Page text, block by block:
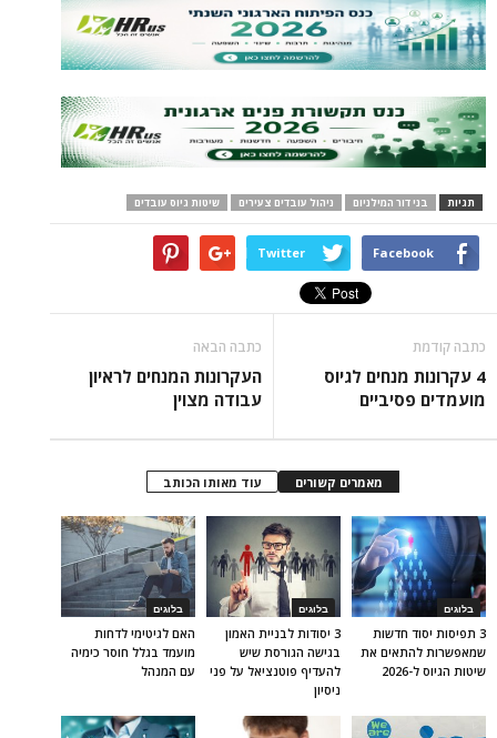
תגיות בני דור המילניום ניהול עובדים צעירים שיטות גיוס עובדים
Facebook
Twitter
כתבה קודמת
4 עקרונות מנחים לגיוס
מועמדים פסיביים
כתבה הבאה
העקרונות המנחים לראיון
עבודה מצוין
מאמרים קשורים עוד מאותו הכותב
בלוגים
האם לגיטימי לדחות
מועמד בגלל חוסר כימיה
עם המנהל
בלוגים
3 יסודות לבניית האמון
בגישה הגורסת שיש
להעדיף פוטנציאל על פני
ניסיון
בלוגים
3 תפיסות יסוד חדשות
שמאפשרות להתאים את
שיטות הגיוס ל-2026